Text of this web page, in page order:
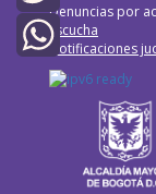
Twitter
WhatsApp
Denuncias por
Escucha
Notificaciones